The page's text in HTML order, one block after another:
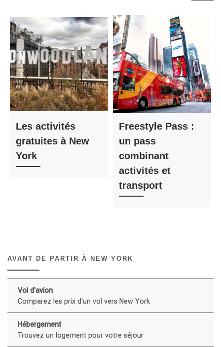
Les activités
gratuites à New
York
Freestyle Pass :
un pass
combinant
activités et
transport
AVANT DE PARTIR À NEW YORK
Vol d'avion
Comparez les prix d'un vol vers New York
Hébergement
Trouvez un logement pour votre séjour